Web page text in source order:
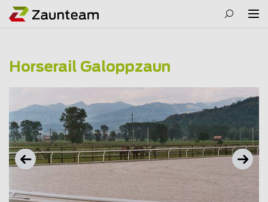
Horserail Galoppzaun